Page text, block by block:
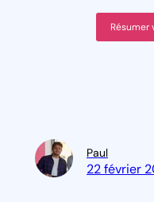
Résumer
Paul
22 février